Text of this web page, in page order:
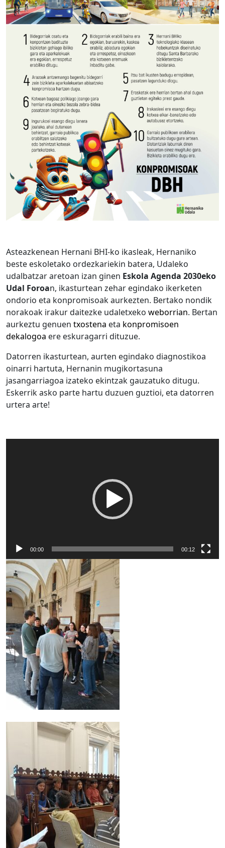
Asteazkenean Hernani BHI-ko ikasleak, Hernaniko
beste eskoletako ordezkariekin batera, Udaleko
udalbatzar aretoan izan ginen Eskola Agenda 2030eko
Udal Foroan, ikasturtean zehar egindako ikerketen
ondorio eta konpromisoak aurkezten. Bertako nondik
norakoak irakur daitezke udaletxeko weborrian. Bertan
aurkeztu genuen txostena eta konpromisoen
dekalogoa ere eskuragarri dituzue.
Datorren ikasturtean, aurten egindako diagnostikoa
oinarri hartuta, Hernanin mugikortasuna
jasangarriagoa izateko ekintzak gauzatuko ditugu.
Eskerrik asko parte hartu duzuen guztioi, eta datorren
urtera arte!
00:00 00:12